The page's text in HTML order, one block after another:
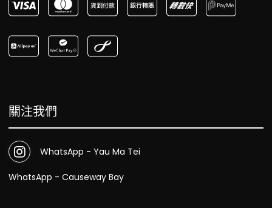
關注我們
WhatsApp - Yau Ma Tei
WhatsApp - Causeway Bay